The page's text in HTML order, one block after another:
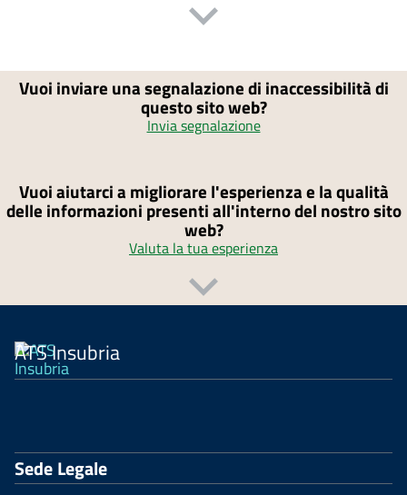
Vuoi inviare una segnalazione di inaccessibilità di
questo sito web?
Invia segnalazione
Vuoi aiutarci a migliorare l'esperienza e la qualità
delle informazioni presenti all'interno del nostro sito
web?
Valuta la tua esperienza
ATS Insubria
Sede Legale